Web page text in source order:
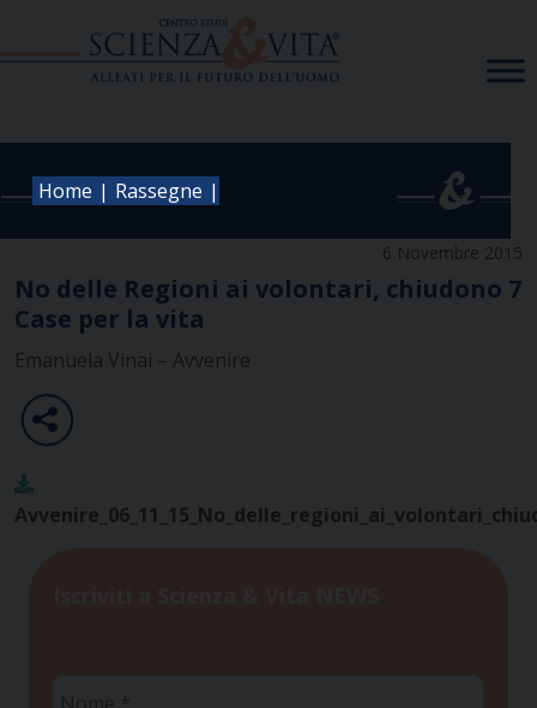
Home | Rassegne |
6 Novembre 2015
No delle Regioni ai volontari, chiudono 7
Case per la vita
Emanuela Vinai – Avvenire